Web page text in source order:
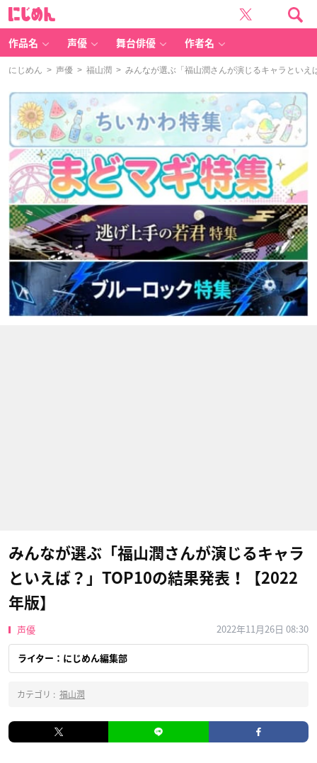
作品名 声優 舞台俳優 作者名
にじめん > 声優 > 福山潤 > みんなが選ぶ「福山潤さんが演じるキャラといえ
みんなが選ぶ「福山潤さんが演じるキャラ
といえば？」TOP10の結果発表！【2022
年版】
声優 2022年11月26日 08:30
ライター：にじめん編集部
カテゴリ : 福山潤